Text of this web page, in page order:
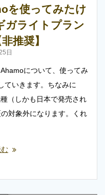
を使ってみたけ
ガライトプラン
推奨】
日
について、使ってみ
ていきます。ちなみに
（しかも日本で発売され
対象外になります。くれ